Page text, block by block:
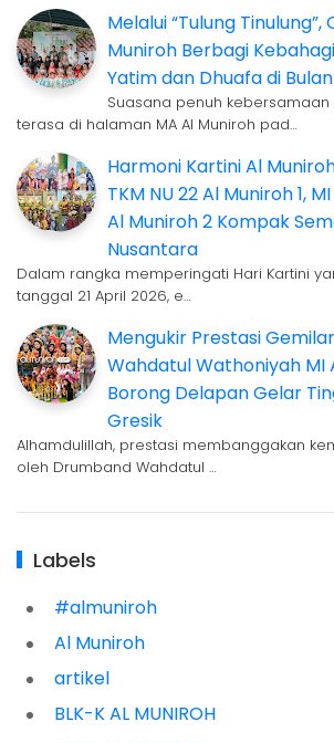
Melalui “Tulung Tinulung”,
Muniroh Berbagi
Yatim dan Dhuafa di
Suasana penuh
terasa di halaman MA Al Muniroh pad…
Harmoni Kartini Al
TKM NU 22 Al Muniroh 1,
Al Muniroh 2 Kompak
Nusantara
Dalam rangka memperingati Hari Kartini
tanggal 21 April 2026, e…
Mengukir Prestasi
Wahdatul Wathoniyah MI
Borong Delapan Gelar
Gresik
Alhamdulillah, prestasi membanggakan
oleh Drumband Wahdatul …
Labels
#almuniroh
Al Muniroh
artikel
BLK-K AL MUNIROH